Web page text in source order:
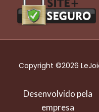
Copyright ©2026
Desenvolvido pela
empresa